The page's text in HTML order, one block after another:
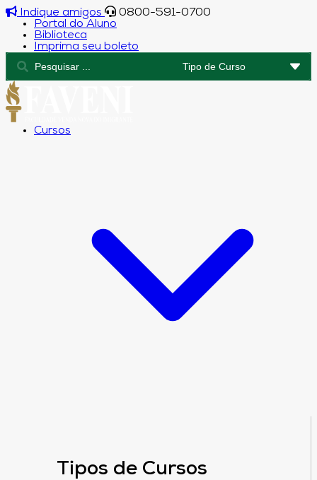
Indique amigos
0800-591-0700
Portal do Aluno
Biblioteca
Imprima seu boleto
Cursos
Tipos de Cursos